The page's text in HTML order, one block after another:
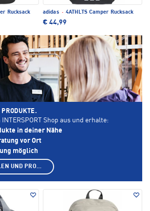
Rucksack adidas · 4ATHLTS Camper Rucksack
€ 44,99
PRODUKTE.
Shop aus und erhalte:
in deiner Nähe
vor Ort
möglich
SHOP AUSWÄHLEN UND PRODUKTE ANZEIGEN